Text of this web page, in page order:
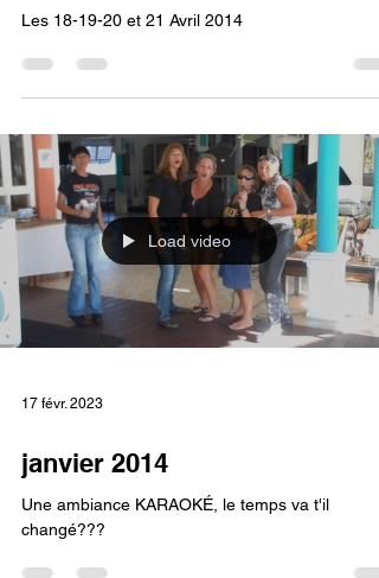
Run de Pâques Martinique
Les 18-19-20 et 21 Avril 2014
Load video
janvier 2014
Une ambiance KARAOKÉ, le temps va t'il
changé???